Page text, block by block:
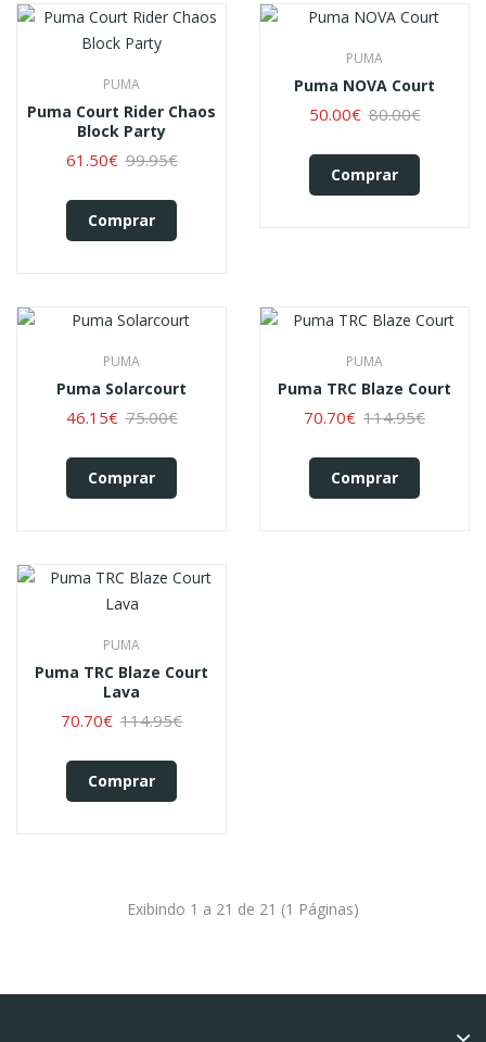
PUMA
Puma Court Rider Chaos
Block Party
61.50€ 99.95€
Comprar
PUMA
Puma NOVA Court
50.00€ 80.00€
Comprar
PUMA
Puma Solarcourt
46.15€ 75.00€
Comprar
PUMA
Puma TRC Blaze Court
70.70€ 114.95€
Comprar
PUMA
Puma TRC Blaze Court
Lava
70.70€ 114.95€
Comprar
Exibindo 1 a 21 de 21 (1 Páginas)